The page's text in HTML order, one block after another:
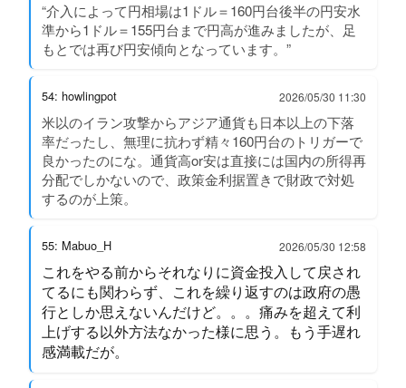
“介入によって円相場は1ドル＝160円台後半の円安水
準から1ドル＝155円台まで円高が進みましたが、足
もとでは再び円安傾向となっています。”
54: howlingpot 2026/05/30 11:30
米以のイラン攻撃からアジア通貨も日本以上の下落
率だったし、無理に抗わず精々160円台のトリガーで
良かったのにな。通貨高or安は直接には国内の所得再
分配でしかないので、政策金利据置きで財政で対処
するのが上策。
55: Mabuo_H 2026/05/30 12:58
これをやる前からそれなりに資金投入して戻され
てるにも関わらず、これを繰り返すのは政府の愚
行としか思えないんだけど。。。痛みを超えて利
上げする以外方法なかった様に思う。もう手遅れ
感満載だが。